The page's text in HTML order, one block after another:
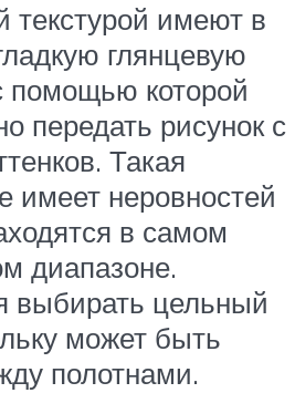
текстурой имеют в
глянцевую
помощью которой
передать рисунок с
Такая
имеет неровностей
в самом
диапазоне.
выбирать цельный
может быть
полотнами.